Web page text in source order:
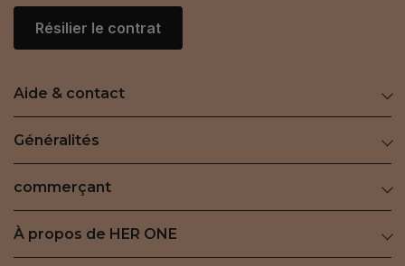
Résilier le contrat
Aide & contact
Généralités
commerçant
À propos de HER ONE